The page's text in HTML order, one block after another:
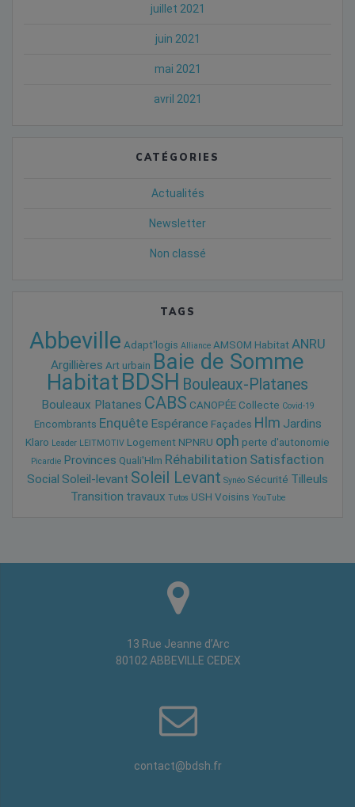
juillet 2021
juin 2021
mai 2021
avril 2021
CATÉGORIES
Actualités
Newsletter
Non classé
TAGS
Abbeville Adapt'logis Alliance AMSOM Habitat ANRU
Argillières Art urbain Baie de Somme
HabitatBDSH Bouleaux-Platanes
Bouleaux Platanes CABS CANOPÉE Collecte Covid-19
Encombrants Enquête Espérance Façades Hlm Jardins
Klaro Leader LEITMOTIV Logement NPNRU oph perte d'autonomie
Picardie Provinces Quali'Hlm Réhabilitation Satisfaction
Social Soleil-levant Soleil Levant Synéo Sécurité Tilleuls
Transition travaux Tutos USH Voisins YouTube
13 Rue Jeanne d’Arc
80102 ABBEVILLE CEDEX
contact@bdsh.fr